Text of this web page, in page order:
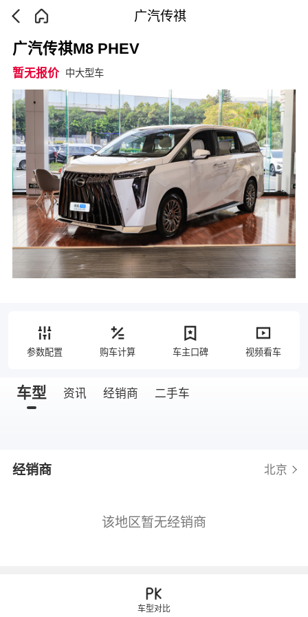
广汽传祺
广汽传祺M8 PHEV
暂无报价 中大型车
参数配置 购车计算 车主口碑 视频看车
车型 资讯 经销商 二手车
经销商 北京
该地区暂无经销商
车型对比